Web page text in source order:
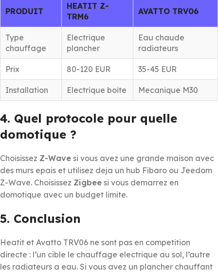
PRODUIT
HEATIT Z-
TRM6
AVATTO TRV06
Type
chauffage
Electrique
plancher
Eau chaude
radiateurs
Prix 80-120 EUR 35-45 EUR
Installation Electrique boite Mecanique M30
4. Quel protocole pour quelle
domotique ?
Choisissez Z-Wave si vous avez une grande maison avec
des murs epais et utilisez deja un hub Fibaro ou Jeedom
Z-Wave. Choisissez Zigbee si vous demarrez en
domotique avec un budget limite.
5. Conclusion
Heatit et Avatto TRV06 ne sont pas en competition
directe : l’un cible le chauffage electrique au sol, l’autre
les radiateurs a eau. Si vous avez un plancher chauffant